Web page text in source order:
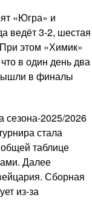
«Югра» и
ведёт 3-2, шестая
этом «Химик»
в один день два
в финалы
сезона-2025/2026
стала
таблице
Далее
Сборная
из-за